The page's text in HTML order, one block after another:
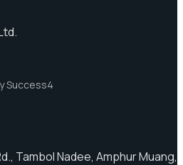
Success4
Tambol Nadee, Amphur Muang,